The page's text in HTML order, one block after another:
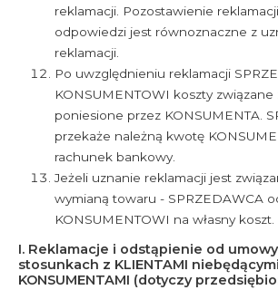
reklamacji. Pozostawienie
odpowiedzi jest równoznaczne z
reklamacji.
Po uwzględnieniu reklamacji
KONSUMENTOWI koszty związane
poniesione przez KONSUMENTA.
przekaże należną kwotę
rachunek bankowy.
Jeżeli uznanie reklamacji jest
wymianą towaru - SPRZEDAWCA
KONSUMENTOWI na własny koszt.
I. Reklamacje i odstąpienie od
stosunkach z KLIENTAMI niebędącymi
KONSUMENTAMI (dotyczy